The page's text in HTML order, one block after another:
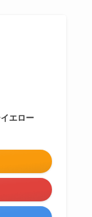
エロー